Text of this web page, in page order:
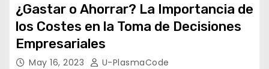
¿Gastar o Ahorrar? La Importancia de
los Costes en la Toma de Decisiones
Empresariales
May 16, 2023 U-PlasmaCode